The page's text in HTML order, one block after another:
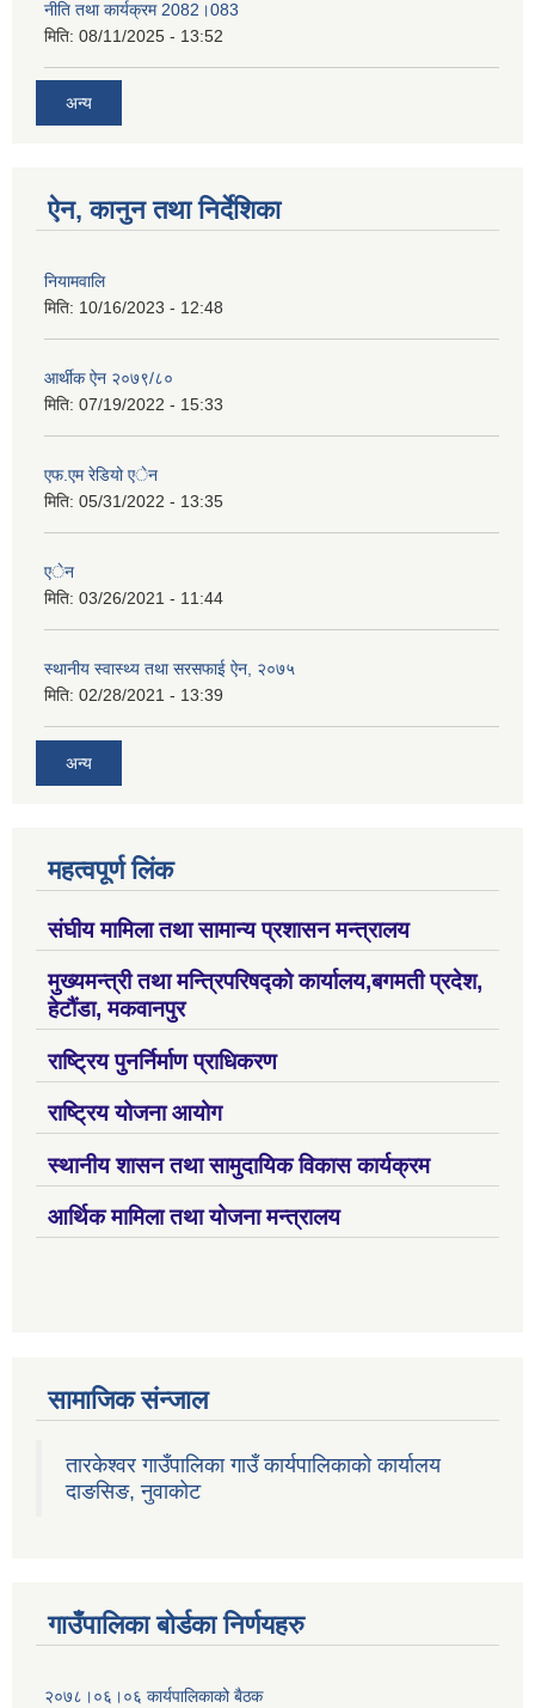
नीति तथा कार्यक्रम 2082।083
मिति: 08/11/2025 - 13:52
अन्य
ऐन, कानुन तथा निर्देशिका
नियामवालि
मिति: 10/16/2023 - 12:48
आर्थीक ऐन २०७९/८०
मिति: 07/19/2022 - 15:33
एफ.एम रेडियो एेन
मिति: 05/31/2022 - 13:35
एेन
मिति: 03/26/2021 - 11:44
स्थानीय स्वास्थ्य तथा सरसफाई ऐन, २०७५
मिति: 02/28/2021 - 13:39
अन्य
महत्वपूर्ण लिंक
संघीय मामिला तथा सामान्य प्रशासन मन्त्रालय
मुख्यमन्त्री तथा मन्त्रिपरिषद्को कार्यालय,बगमती प्रदेश,
हेटौंडा, मकवानपुर
राष्ट्रिय पुनर्निर्माण प्राधिकरण
राष्ट्रिय योजना आयोग
स्थानीय शासन तथा सामुदायिक विकास कार्यक्रम
आर्थिक मामिला तथा योजना मन्त्रालय
सामाजिक संन्जाल
तारकेश्वर गाउँपालिका गाउँ कार्यपालिकाको कार्यालय
दाङसिङ, नुवाकोट
गाउँपालिका बोर्डका निर्णयहरु
२०७८।०६।०६ कार्यपालिकाको बैठक